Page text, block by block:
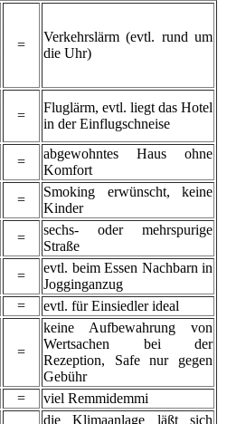
=
Verkehrslärm (evtl. rund um
die Uhr)
=
Fluglärm, evtl. liegt das Hotel
in der Einflugschneise
=
abgewohntes Haus ohne
Komfort
=
Smoking erwünscht, keine
Kinder
=
sechs- oder mehrspurige
Straße
=
evtl. beim Essen Nachbarn in
Jogginganzug
= evtl. für Einsiedler ideal
=
keine Aufbewahrung von
Wertsachen bei der
Rezeption, Safe nur gegen
Gebühr
= viel Remmidemmi
die Klimaanlage läßt sich